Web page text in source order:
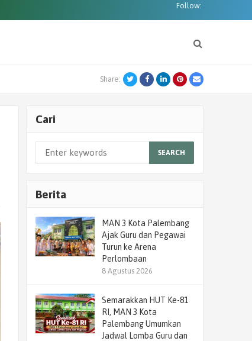
Follow:
Share: TwitterFacebookLinkedInPinterest
Email
Cari
SEARCH
Berita
MAN 3 Kota Palembang
Ajak Guru dan Pegawai
Turun ke Arena
Perlombaan
8 Agustus 2026
Semarakkan HUT Ke-81
RI, MAN 3 Kota
Palembang Umumkan
Jadwal Lomba Guru dan